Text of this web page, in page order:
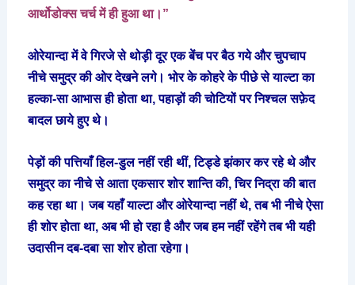
आर्थोडोक्स चर्च में ही हुआ था।”
ओरेयान्दा में वे गिरजे से थोड़ी दूर एक बेंच पर बैठ गये और चुपचाप
नीचे समुद्र की ओर देखने लगे। भोर के कोहरे के पीछे से याल्टा का
हल्का-सा आभास ही होता था, पहाड़ों की चोटियों पर निश्चल सफ़ेद
बादल छाये हुए थे।
पेड़ों की पत्तियाँ हिल-डुल नहीं रही थीं, टिड्डे झंकार कर रहे थे और
समुद्र का नीचे से आता एकसार शोर शान्ति की, चिर निद्रा की बात
कह रहा था। जब यहाँ याल्टा और ओरेयान्दा नहीं थे, तब भी नीचे ऐसा
ही शोर होता था, अब भी हो रहा है और जब हम नहीं रहेंगे तब भी यही
उदासीन दब-दबा सा शोर होता रहेगा।